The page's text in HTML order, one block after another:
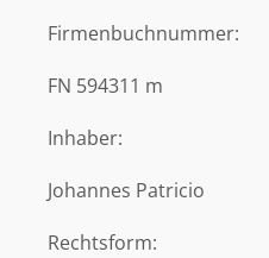
Firmenbuchnummer:
FN 594311 m
Inhaber:
Johannes Patricio
Rechtsform: